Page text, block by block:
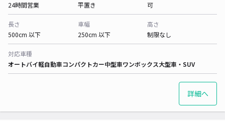
24時間営業
平置き
可
長さ
500cm 以下
車幅
250cm 以下
高さ
制限なし
対応車種
オートバイ軽自動車コンパクトカー中型車ワンボックス大型車・SUV
詳細へ